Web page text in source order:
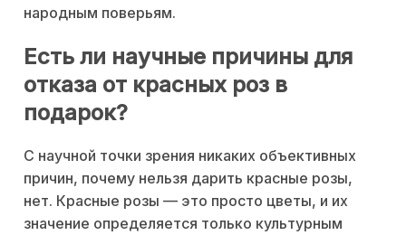
народным поверьям.
Есть ли научные причины для
отказа от красных роз в
подарок?
С научной точки зрения никаких объективных
причин, почему нельзя дарить красные розы,
нет. Красные розы — это просто цветы, и их
значение определяется только культурным